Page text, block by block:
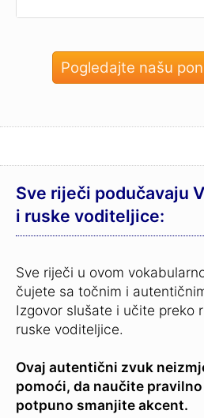
Pogledajte našu
Sve riječi podučavaju
i ruske voditeljice:
Sve riječi u ovom
čujete sa točnim i
Izgovor slušate i učite preko
ruske voditeljice.
Ovaj autentični zvuk
pomoći, da naučite
potpuno smanjite akcent.